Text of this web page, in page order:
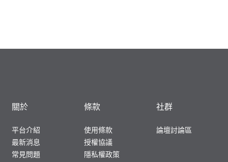
關於
平台介紹
最新消息
常見問題
條款
使用條款
授權協議
隱私權政策
社群
論壇討論區